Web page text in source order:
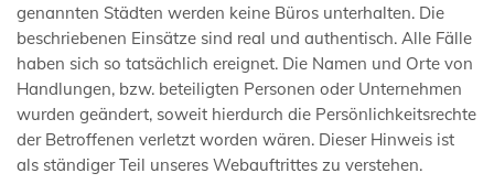
genannten Städten werden keine Büros unterhalten. Die
beschriebenen Einsätze sind real und authentisch. Alle Fälle
haben sich so tatsächlich ereignet. Die Namen und Orte von
Handlungen, bzw. beteiligten Personen oder Unternehmen
wurden geändert, soweit hierdurch die Persönlichkeitsrechte
der Betroffenen verletzt worden wären. Dieser Hinweis ist
als ständiger Teil unseres Webauftrittes zu verstehen.